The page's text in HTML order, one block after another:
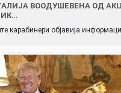
ВООДУШЕВЕНА ОД
карабинери објавија